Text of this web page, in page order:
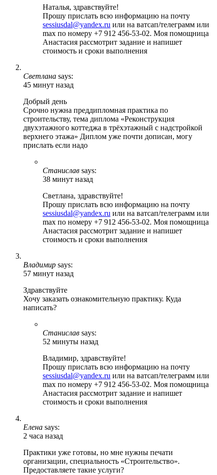
Наталья, здравствуйте!
Прошу прислать всю информацию на почту
sessiusdal@yandex.ru или на ватсап/телеграмм или
max по номеру +7 912 456-53-02. Моя помощница
Анастасия рассмотрит задание и напишет
стоимость и сроки выполнения
Светлана says:
45 минут назад
Добрый день
Срочно нужна преддипломная практика по
строительству, тема диплома «Реконструкция
двухэтажного коттеджа в трёхэтажный с надстройкой
верхнего этажа» Диплом уже почти дописан, могу
прислать если надо
Станислав says:
38 минут назад
Светлана, здравствуйте!
Прошу прислать всю информацию на почту
sessiusdal@yandex.ru или на ватсап/телеграмм или
max по номеру +7 912 456-53-02. Моя помощница
Анастасия рассмотрит задание и напишет
стоимость и сроки выполнения
Владимир says:
57 минут назад
Здравствуйте
Хочу заказать ознакомительную практику. Куда
написать?
Станислав says:
52 минуты назад
Владимир, здравствуйте!
Прошу прислать всю информацию на почту
sessiusdal@yandex.ru или на ватсап/телеграмм или
max по номеру +7 912 456-53-02. Моя помощница
Анастасия рассмотрит задание и напишет
стоимость и сроки выполнения
Елена says:
2 часа назад
Практики уже готовы, но мне нужны печати
организации, специальность «Строительство».
Предоставляете такие услуги?